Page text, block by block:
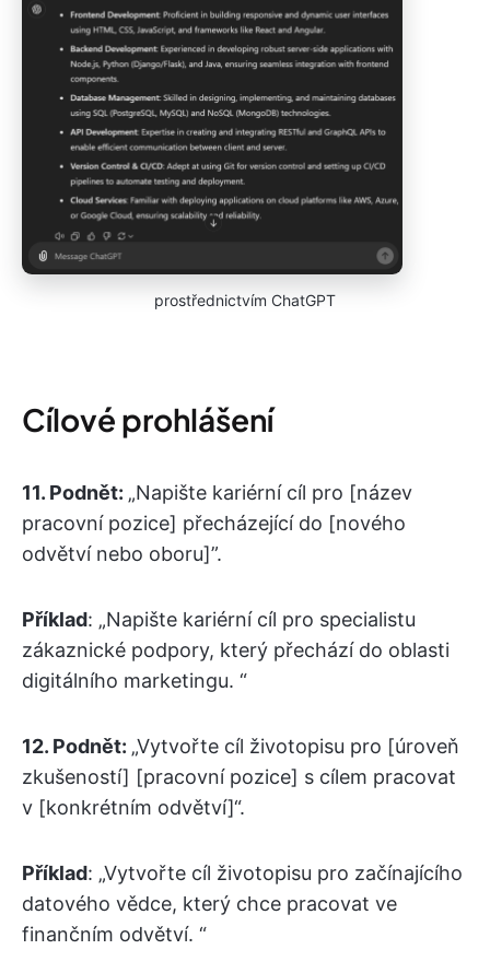
prostřednictvím ChatGPT
Cílové prohlášení
11. Podnět: „Napište kariérní cíl pro [název
pracovní pozice] přecházející do [nového
odvětví nebo oboru]”.
Příklad: „Napište kariérní cíl pro specialistu
zákaznické podpory, který přechází do oblasti
digitálního marketingu. “
12. Podnět: „Vytvořte cíl životopisu pro [úroveň
zkušeností] [pracovní pozice] s cílem pracovat
v [konkrétním odvětví]“.
Příklad: „Vytvořte cíl životopisu pro začínajícího
datového vědce, který chce pracovat ve
finančním odvětví. “